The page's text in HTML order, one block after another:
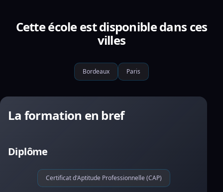
Cette école est disponible dans ces
villes
Bordeaux Paris
La formation en bref
Diplôme
Certificat d'Aptitude Professionnelle (CAP)